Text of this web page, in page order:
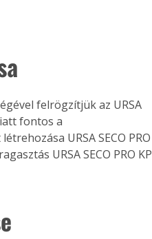
felrögzítjük az URSA
fontos a
URSA SECO PRO
URSA SECO PRO KP